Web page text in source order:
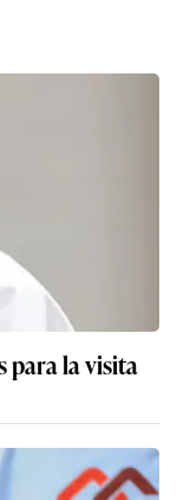
para la visita